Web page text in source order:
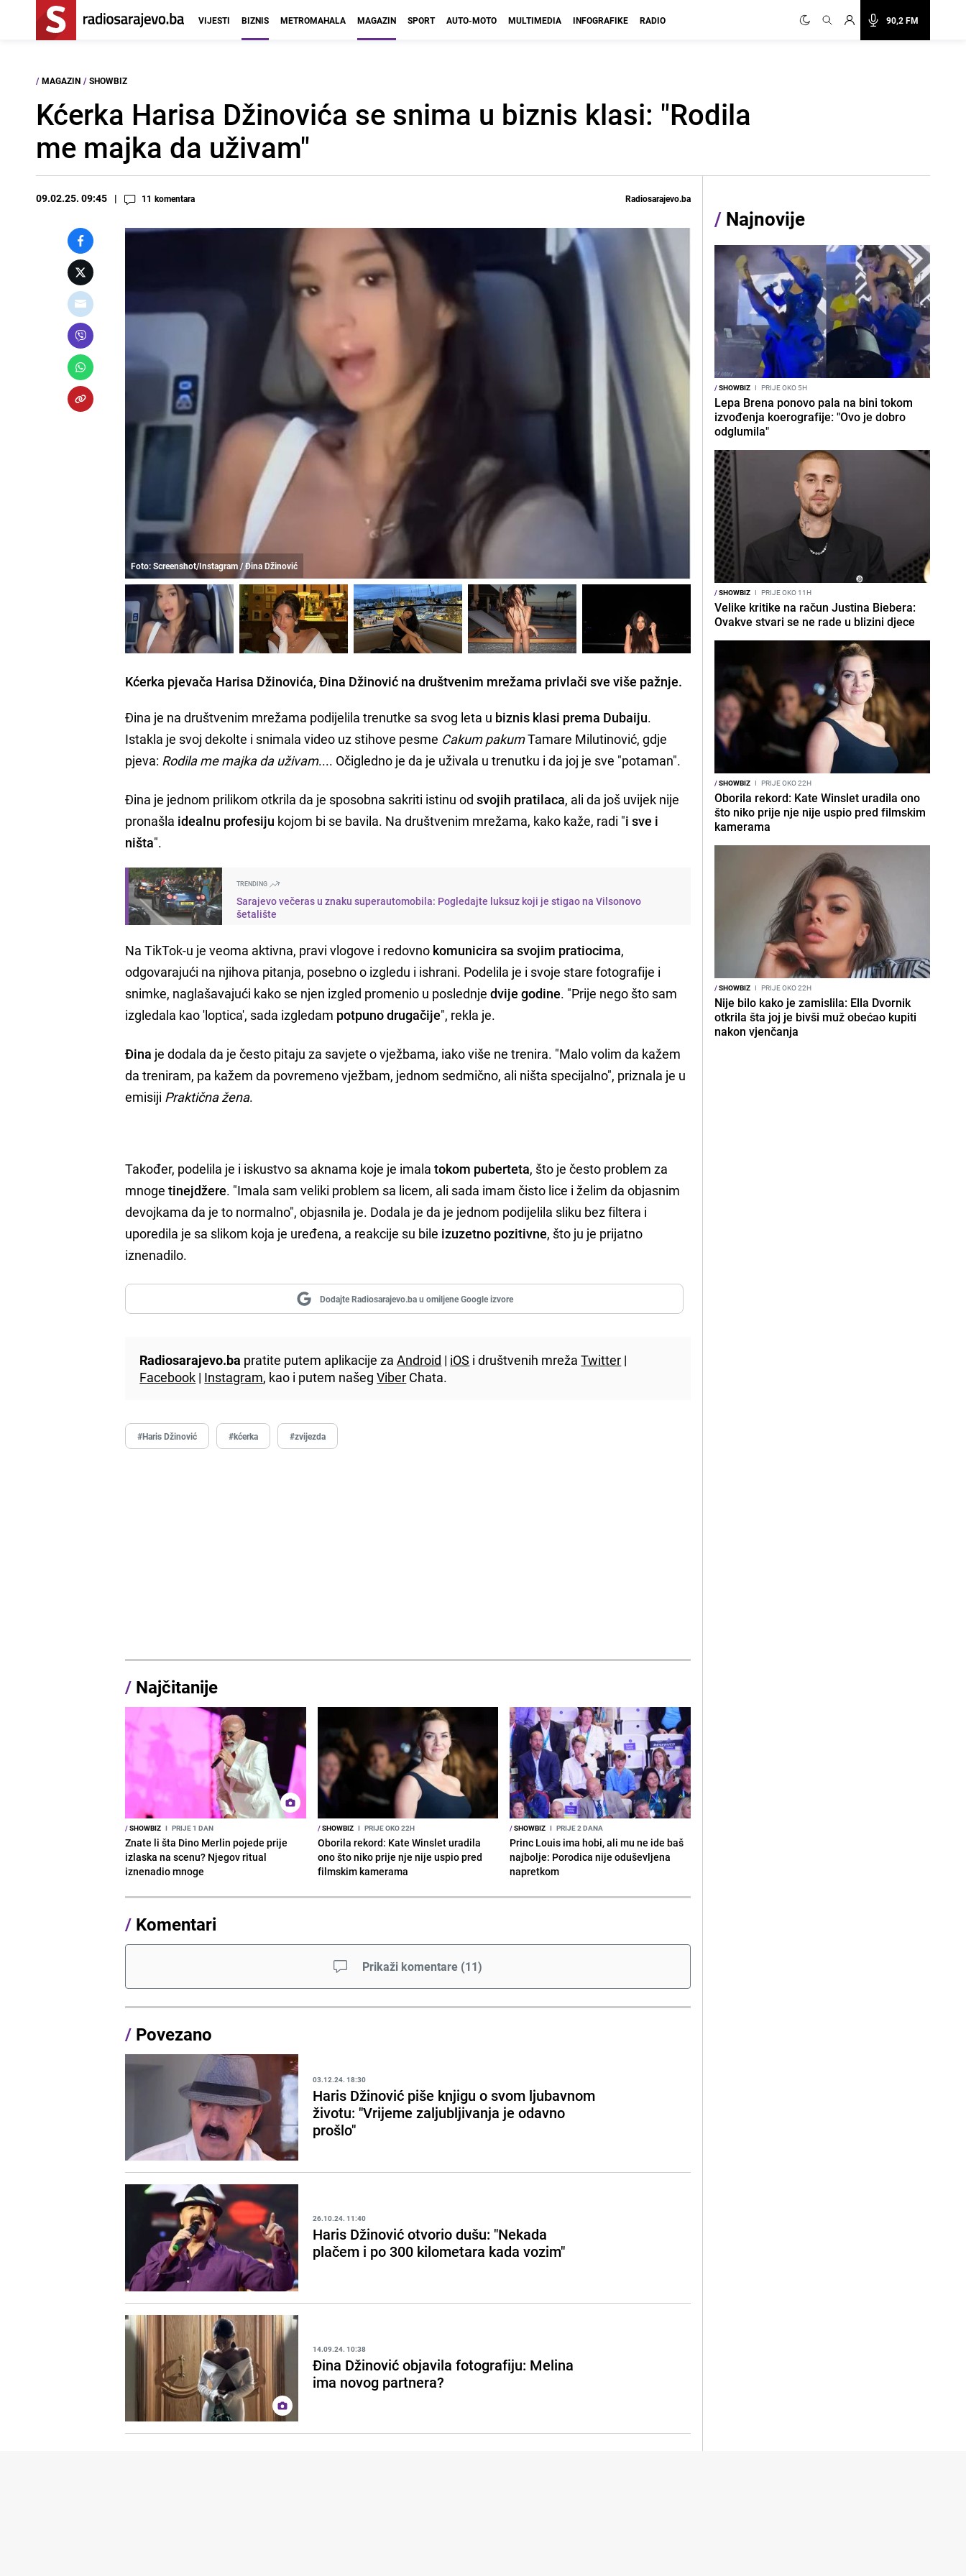
90,2 FM
VIJESTI BIZNIS METROMAHALA MAGAZIN SPORT AUTO-MOTO MULTIMEDIA INFOGRAFIKE RADIO
/ MAGAZIN / SHOWBIZ
Kćerka Harisa Džinovića se snima u biznis klasi: "Rodila
me majka da uživam"
09.02.25. 09:45 11 komentara Radiosarajevo.ba
Foto: Screenshot/Instagram / Đina Džinović
Kćerka pjevača Harisa Džinovića, Đina Džinović na društvenim mrežama privlači sve više pažnje.
Đina je na društvenim mrežama podijelila trenutke sa svog leta u biznis klasi prema Dubaiju.
Istakla je svoj dekolte i snimala video uz stihove pesme Cakum pakumTamare Milutinović, gdje
pjeva: Rodila me majka da uživam.... Očigledno je da je uživala u trenutku i da joj je sve "potaman".
Đina je jednom prilikom otkrila da je sposobna sakriti istinu odsvojih pratilaca, ali da još uvijek nije
pronašla idealnu profesiju kojom bi se bavila. Na društvenim mrežama, kako kaže, radi "i sve i
ništa".
TRENDING
Sarajevo večeras u znaku superautomobila: Pogledajte luksuz koji je stigao na Vilsonovo
šetalište
Na TikTok-u je veoma aktivna, pravi vlogove i redovno komunicira sa svojim pratiocima,
odgovarajući na njihova pitanja, posebno o izgledu i ishrani. Podelila je i svoje stare fotografije i
snimke, naglašavajući kako se njen izgled promenio u poslednjedvije godine. "Prije nego što sam
izgledala kao 'loptica', sada izgledam potpuno drugačije", rekla je.
Đina je dodala da je često pitaju za savjete o vježbama, iako više ne trenira. "Malo volim da kažem
da treniram, pa kažem da povremeno vježbam, jednom sedmično, ali ništa specijalno", priznala je u
emisiji Praktična žena.
Također, podelila je i iskustvo sa aknama koje je imalatokom puberteta, što je često problem za
mnogetinejdžere. "Imala sam veliki problem sa licem, ali sada imam čisto lice i želim da objasnim
devojkama da je to normalno", objasnila je. Dodala je da je jednom podijelila sliku bez filtera i
uporedila je sa slikom koja je uređena, a reakcije su bile izuzetno pozitivne, što ju je prijatno
iznenadilo.
Dodajte Radiosarajevo.ba u omiljene Google izvore
Radiosarajevo.ba pratite putem aplikacije zaAndroid | iOS i društvenih mrežaTwitter |
Facebook | Instagram, kao i putem našegViber Chata.
#Haris Džinović #kćerka #zvijezda
/ Najčitanije
/SHOWBIZ I PRIJE 1 DAN
Znate li šta Dino Merlin pojede prije
izlaska na scenu? Njegov ritual
iznenadio mnoge
/SHOWBIZ I PRIJE OKO 22H
Oborila rekord: Kate Winslet uradila
ono što niko prije nje nije uspio pred
filmskim kamerama
/SHOWBIZ I PRIJE 2 DANA
Princ Louis ima hobi, ali mu ne ide baš
najbolje: Porodica nije oduševljena
napretkom
/ Komentari
Prikaži komentare (11)
/ Povezano
03.12.24. 18:30
Haris Džinović piše knjigu o svom ljubavnom
životu: "Vrijeme zaljubljivanja je odavno
prošlo"
26.10.24. 11:40
Haris Džinović otvorio dušu: "Nekada
plačem i po 300 kilometara kada vozim"
14.09.24. 10:38
Đina Džinović objavila fotografiju: Melina
ima novog partnera?
/ Najnovije
/SHOWBIZ I PRIJE OKO 5H
Lepa Brena ponovo pala na bini tokom
izvođenja koerografije: "Ovo je dobro
odglumila"
/SHOWBIZ I PRIJE OKO 11H
Velike kritike na račun Justina Biebera:
Ovakve stvari se ne rade u blizini djece
/SHOWBIZ I PRIJE OKO 22H
Oborila rekord: Kate Winslet uradila ono
što niko prije nje nije uspio pred filmskim
kamerama
/SHOWBIZ I PRIJE OKO 22H
Nije bilo kako je zamislila: Ella Dvornik
otkrila šta joj je bivši muž obećao kupiti
nakon vjenčanja